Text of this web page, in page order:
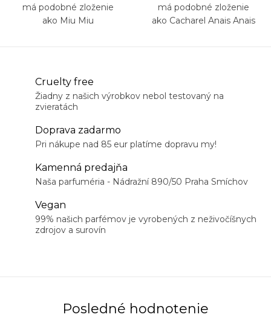
má podobné zloženie
ako Miu Miu
má podobné zloženie
ako Cacharel Anais Anais
Cruelty free
Žiadny z našich výrobkov nebol testovaný na
zvieratách
Doprava zadarmo
Pri nákupe nad 85 eur platíme dopravu my!
Kamenná predajňa
Naša parfuméria - Nádražní 890/50 Praha Smíchov
Vegan
99% našich parfémov je vyrobených z neživočíšnych
zdrojov a surovín
Posledné hodnotenie